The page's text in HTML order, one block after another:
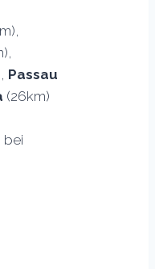
Passau
(26km)
bei